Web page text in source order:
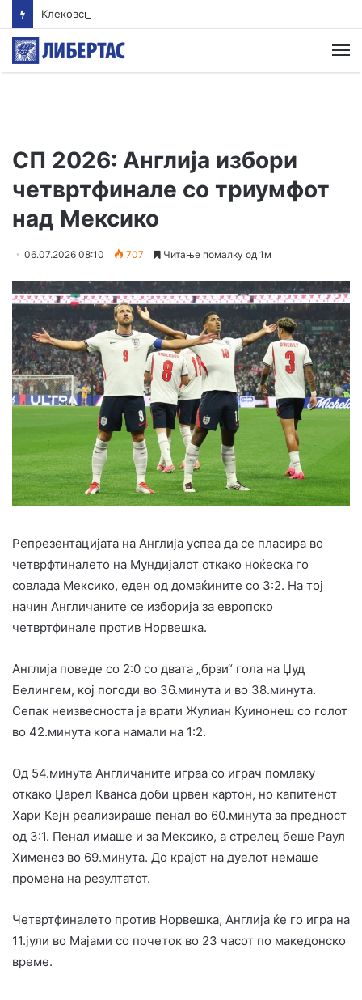
СП 2026: Англија избори
четвртфинале со триумфот
над Мексико
06.07.2026 08:10 707 Читање помалку од 1м
Репрезентацијата на Англија успеа да се пласира во
четврфтиналето на Мундијалот откако ноќеска го
совлада Мексико, еден од домаќините со 3:2. На тој
начин Англичаните се изборија за европско
четвртфинале против Норвешка.
Англија поведе со 2:0 со двата „брзи“ гола на Џуд
Белингем, кој погоди во 36.минута и во 38.минута.
Сепак неизвесноста ја врати Жулиан Куинонеш со голот
во 42.минута кога намали на 1:2.
Од 54.минута Англичаните играа со играч помлаку
откако Џарел Кванса доби црвен картон, но капитенот
Хари Кејн реализираше пенал во 60.минута за предност
од 3:1. Пенал имаше и за Мексико, а стрелец беше Раул
Хименез во 69.минута. До крајот на дуелот немаше
промена на резултатот.
Четвртфиналето против Норвешка, Англија ќе го игра на
11.јули во Мајами со почеток во 23 часот по македонско
време.